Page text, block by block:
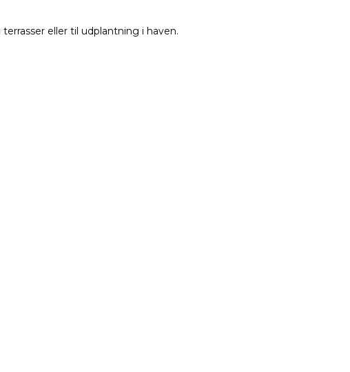
eller til udplantning i haven.